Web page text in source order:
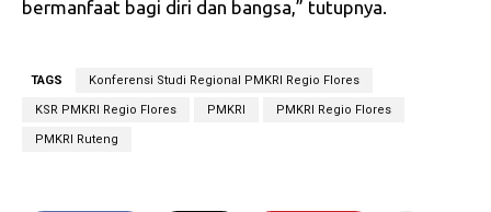
bermanfaat bagi diri dan bangsa,” tutupnya.
TAGS Konferensi Studi Regional PMKRI Regio Flores
KSR PMKRI Regio Flores PMKRI PMKRI Regio Flores
PMKRI Ruteng